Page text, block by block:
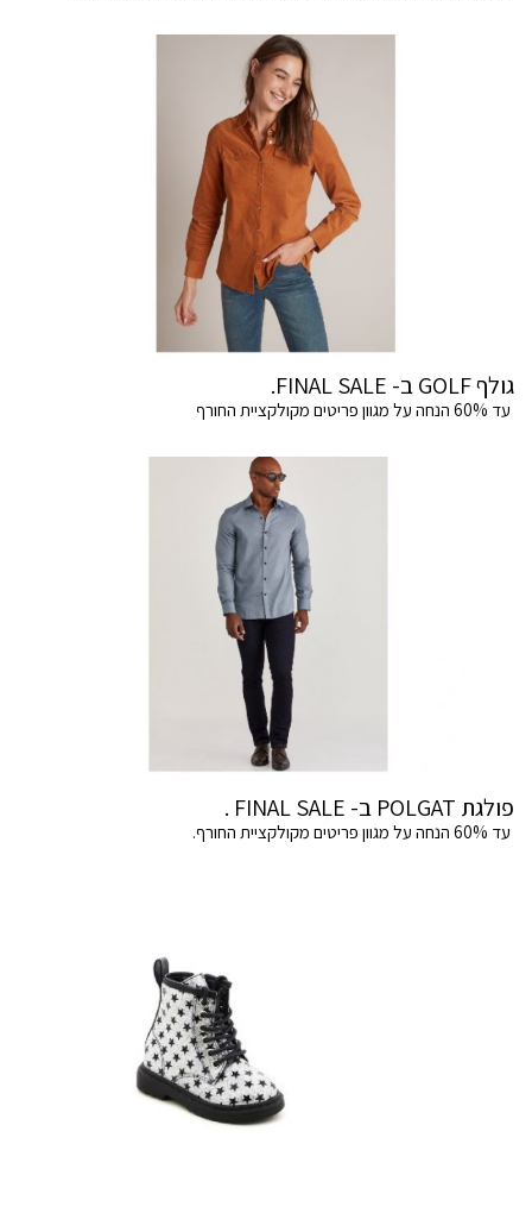
גולף GOLF ב- FINAL SALE.
עד 60% הנחה על מגוון פריטים מקולקציית החורף
פולגת POLGAT ב- FINAL SALE .
עד 60% הנחה על מגוון פריטים מקולקציית החורף.